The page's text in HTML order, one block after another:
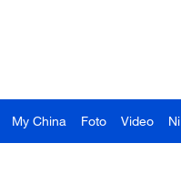
My China Foto Video